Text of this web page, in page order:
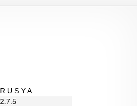
R U S Y A
2.7.5